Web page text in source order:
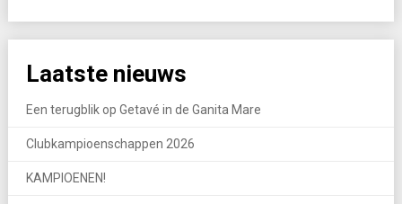
Laatste nieuws
Een terugblik op Getavé in de Ganita Mare
Clubkampioenschappen 2026
KAMPIOENEN!